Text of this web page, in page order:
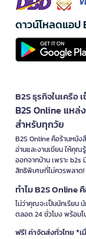
ดาวน์โหลดแอป
B2S ธุรกิจในเครือ
B2S Online แหล่
สำหรับทุกวัย
B2S Online คือร้านหนัง
อ่านและงานเขียน ให้คุณ
ออกจากบ้าน เพราะ
สิทธิพิเศษที่ไม่ควรพลาด!
ทำไม B2S
ไม่ว่าคุณจะเป็นนักเรียน
ตลอด 24 ชั่วโมง พร้อม
ฟรี! ค่าจัดส่งทั่วไทย *